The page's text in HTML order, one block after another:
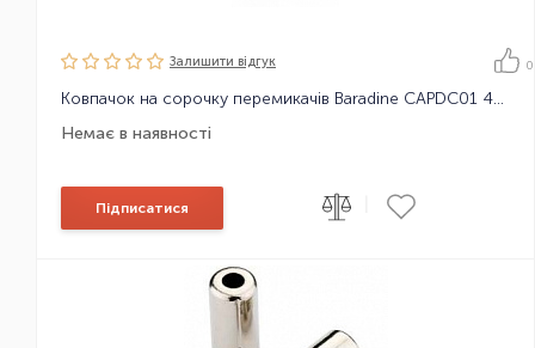
Залишити вiдгук 0
Ковпачок на сорочку перемикачів Baradine CAPDC01 4mm, 1шт
Немає в наявності
Підписатися